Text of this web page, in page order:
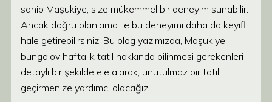
sahip Maşukiye, size mükemmel bir deneyim sunabilir.
Ancak doğru planlama ile bu deneyimi daha da keyifli
hale getirebilirsiniz. Bu blog yazımızda, Maşukiye
bungalov haftalık tatil hakkında bilinmesi gerekenleri
detaylı bir şekilde ele alarak, unutulmaz bir tatil
geçirmenize yardımcı olacağız.